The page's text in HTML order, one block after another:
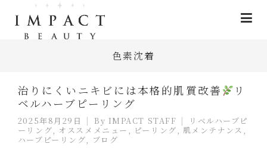
色素沈着
治りにくいニキビには本格的肌質改善
リ
ベルハーブピーリング
2025年8月29日 By IMPACT STAFF
リベルハーブピ
ーリング, オススメメニュー , ピーリング, 肌メンテナンス ,
ハーブピーリング, ブログ